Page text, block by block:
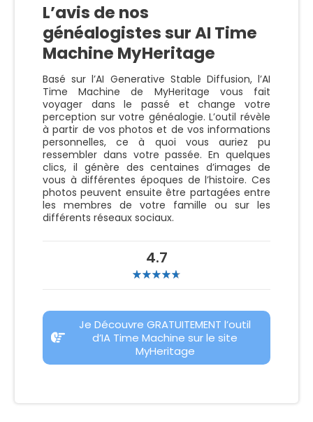
L’avis de nos
généalogistes sur AI Time
Machine MyHeritage
Basé sur l’AI Generative Stable Diffusion, l’AI
Time Machine de MyHeritage vous fait
voyager dans le passé et change votre
perception sur votre généalogie. L’outil révèle
à partir de vos photos et de vos informations
personnelles, ce à quoi vous auriez pu
ressembler dans votre passée. En quelques
clics, il génère des centaines d’images de
vous à différentes époques de l’histoire. Ces
photos peuvent ensuite être partagées entre
les membres de votre famille ou sur les
différents réseaux sociaux.
4.7
Je Découvre GRATUITEMENT l’outil
d’IA Time Machine sur le site
MyHeritage